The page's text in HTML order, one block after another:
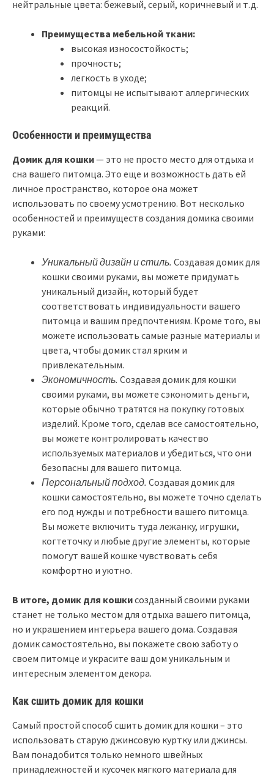
нейтральные цвета: бежевый, серый, коричневый и т.д.
Преимущества мебельной ткани:
высокая износостойкость;
прочность;
легкость в уходе;
питомцы не испытывают аллергических
реакций.
Особенности и преимущества
Домик для кошки— это не просто место для отдыха и
сна вашего питомца. Это еще и возможность дать ей
личное пространство, которое она может
использовать по своему усмотрению. Вот несколько
особенностей и преимуществ создания домика своими
руками:
Уникальный дизайн и стиль. Создавая домик для
кошки своими руками, вы можете придумать
уникальный дизайн, который будет
соответствовать индивидуальности вашего
питомца и вашим предпочтениям. Кроме того, вы
можете использовать самые разные материалы и
цвета, чтобы домик стал ярким и
привлекательным.
Экономичность. Создавая домик для кошки
своими руками, вы можете сэкономить деньги,
которые обычно тратятся на покупку готовых
изделий. Кроме того, сделав все самостоятельно,
вы можете контролировать качество
используемых материалов и убедиться, что они
безопасны для вашего питомца.
Персональный подход. Создавая домик для
кошки самостоятельно, вы можете точно сделать
его под нужды и потребности вашего питомца.
Вы можете включить туда лежанку, игрушки,
когтеточку и любые другие элементы, которые
помогут вашей кошке чувствовать себя
комфортно и уютно.
В итоге, домик для кошкисозданный своими руками
станет не только местом для отдыха вашего питомца,
но и украшением интерьера вашего дома. Создавая
домик самостоятельно, вы покажете свою заботу о
своем питомце и украсите ваш дом уникальным и
интересным элементом декора.
Как сшить домик для кошки
Самый простой способ сшить домик для кошки – это
использовать старую джинсовую куртку или джинсы.
Вам понадобится только немного швейных
принадлежностей и кусочек мягкого материала для